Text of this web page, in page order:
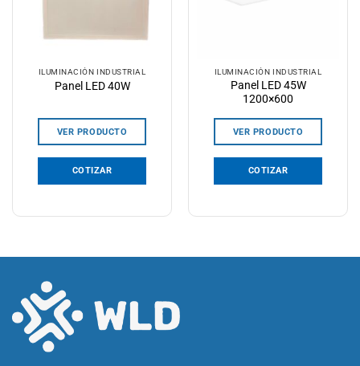
ILUMINACIÓN INDUSTRIAL
Panel LED 40W
VER PRODUCTO
COTIZAR
ILUMINACIÓN INDUSTRIAL
Panel LED 45W
1200×600
VER PRODUCTO
COTIZAR